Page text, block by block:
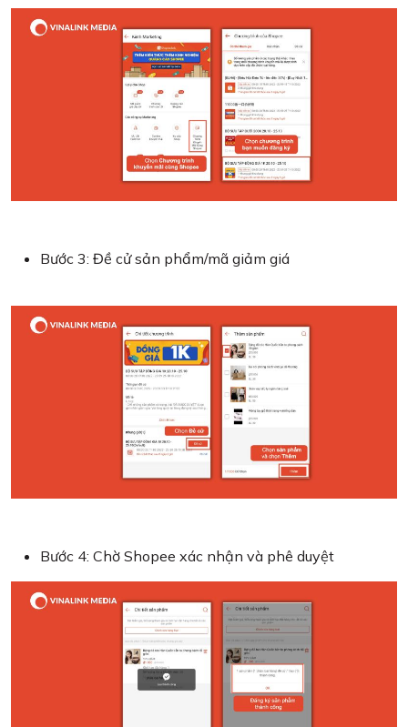
Bước 3: Đề cử sản phẩm/mã giảm giá
Bước 4: Chờ Shopee xác nhận và phê duyệt